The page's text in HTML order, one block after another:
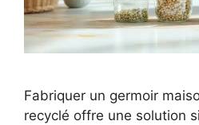
Fabriquer un germoir
recyclé offre une solution